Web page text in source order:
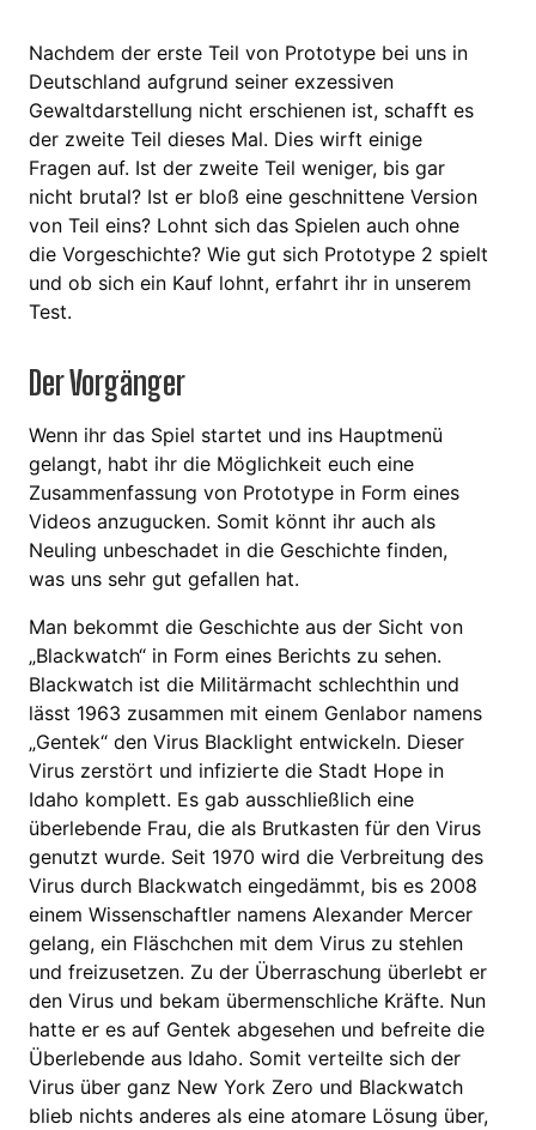
Nachdem der erste Teil von Prototype bei uns in
Deutschland aufgrund seiner exzessiven
Gewaltdarstellung nicht erschienen ist, schafft es
der zweite Teil dieses Mal. Dies wirft einige
Fragen auf. Ist der zweite Teil weniger, bis gar
nicht brutal? Ist er bloß eine geschnittene Version
von Teil eins? Lohnt sich das Spielen auch ohne
die Vorgeschichte? Wie gut sich Prototype 2 spielt
und ob sich ein Kauf lohnt, erfahrt ihr in unserem
Test.
Der Vorgänger
Wenn ihr das Spiel startet und ins Hauptmenü
gelangt, habt ihr die Möglichkeit euch eine
Zusammenfassung von Prototype in Form eines
Videos anzugucken. Somit könnt ihr auch als
Neuling unbeschadet in die Geschichte finden,
was uns sehr gut gefallen hat.
Man bekommt die Geschichte aus der Sicht von
„Blackwatch“ in Form eines Berichts zu sehen.
Blackwatch ist die Militärmacht schlechthin und
lässt 1963 zusammen mit einem Genlabor namens
„Gentek“ den Virus Blacklight entwickeln. Dieser
Virus zerstört und infizierte die Stadt Hope in
Idaho komplett. Es gab ausschließlich eine
überlebende Frau, die als Brutkasten für den Virus
genutzt wurde. Seit 1970 wird die Verbreitung des
Virus durch Blackwatch eingedämmt, bis es 2008
einem Wissenschaftler namens Alexander Mercer
gelang, ein Fläschchen mit dem Virus zu stehlen
und freizusetzen. Zu der Überraschung überlebt er
den Virus und bekam übermenschliche Kräfte. Nun
hatte er es auf Gentek abgesehen und befreite die
Überlebende aus Idaho. Somit verteilte sich der
Virus über ganz New York Zero und Blackwatch
blieb nichts anderes als eine atomare Lösung über,